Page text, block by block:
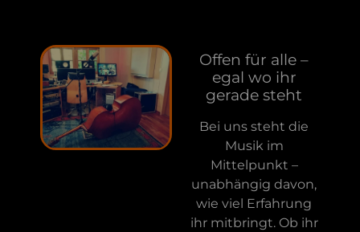
Offen für alle –
egal wo ihr
gerade steht
Bei uns steht die
Musik im
Mittelpunkt –
unabhängig davon,
wie viel Erfahrung
ihr mitbringt. Ob ihr